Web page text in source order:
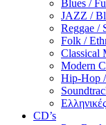
Blues /
JAZZ /
Reggae /
Folk /
Classical
Modern
Hip-Hop
CD’s